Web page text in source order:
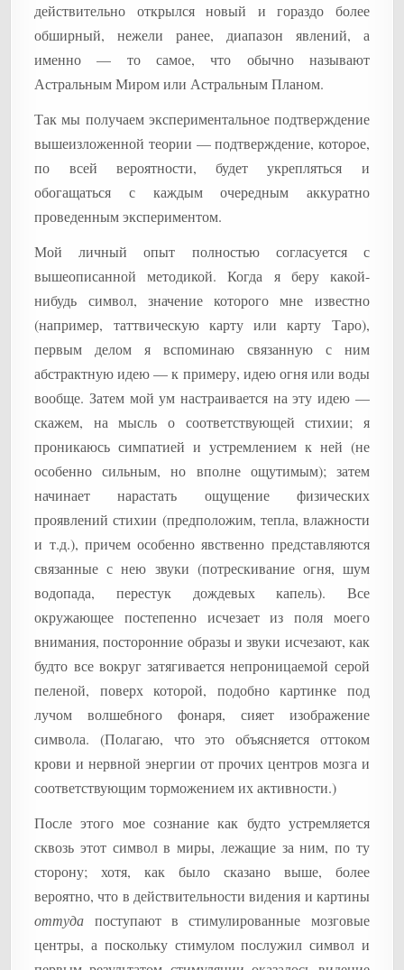
действительно открылся новый и гораздо более
обширный, нежели ранее, диапазон явлений, а
именно — то самое, что обычно называют
Астральным Миром или Астральным Планом.
Так мы получаем экспериментальное подтверждение
вышеизложенной теории — подтверждение, которое,
по всей вероятности, будет укрепляться и
обогащаться с каждым очередным аккуратно
проведенным экспериментом.
Мой личный опыт полностью согласуется с
вышеописанной методикой. Когда я беру какой-
нибудь символ, значение которого мне известно
(например, таттвическую карту или карту Таро),
первым делом я вспоминаю связанную с ним
абстрактную идею — к примеру, идею огня или воды
вообще. Затем мой ум настраивается на эту идею —
скажем, на мысль о соответствующей стихии; я
проникаюсь симпатией и устремлением к ней (не
особенно сильным, но вполне ощутимым); затем
начинает нарастать ощущение физических
проявлений стихии (предположим, тепла, влажности
и т.д.), причем особенно явственно представляются
связанные с нею звуки (потрескивание огня, шум
водопада, перестук дождевых капель). Все
окружающее постепенно исчезает из поля моего
внимания, посторонние образы и звуки исчезают, как
будто все вокруг затягивается непроницаемой серой
пеленой, поверх которой, подобно картинке под
лучом волшебного фонаря, сияет изображение
символа. (Полагаю, что это объясняется оттоком
крови и нервной энергии от прочих центров мозга и
соответствующим торможением их активности.)
После этого мое сознание как будто устремляется
сквозь этот символ в миры, лежащие за ним, по ту
сторону; хотя, как было сказано выше, более
вероятно, что в действительности видения и картины
оттуда поступают в стимулированные мозговые
центры, а поскольку стимулом послужил символ и